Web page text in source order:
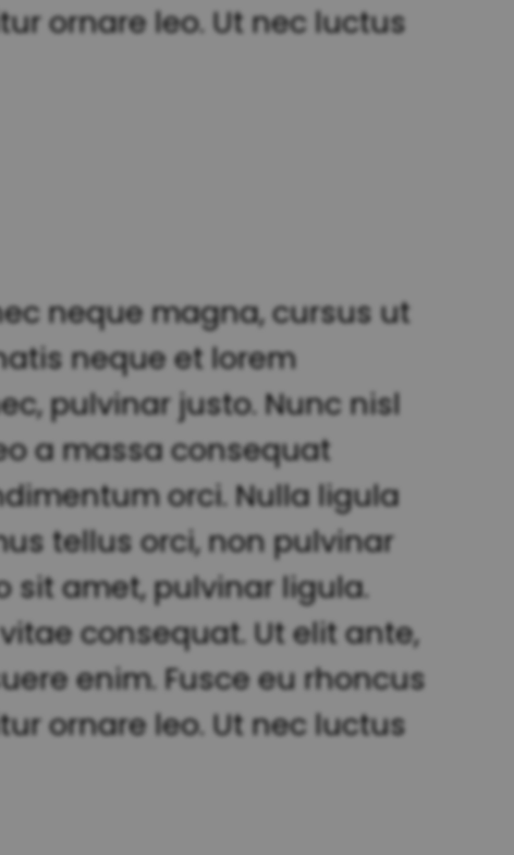
ornare leo. Ut nec luctus
neque magna, cursus ut
neque et lorem
pulvinar justo. Nunc nisl
a massa consequat
orci. Nulla ligula
tellus orci, non pulvinar
sit amet, pulvinar ligula.
consequat. Ut elit ante,
enim. Fusce eu rhoncus
ornare leo. Ut nec luctus